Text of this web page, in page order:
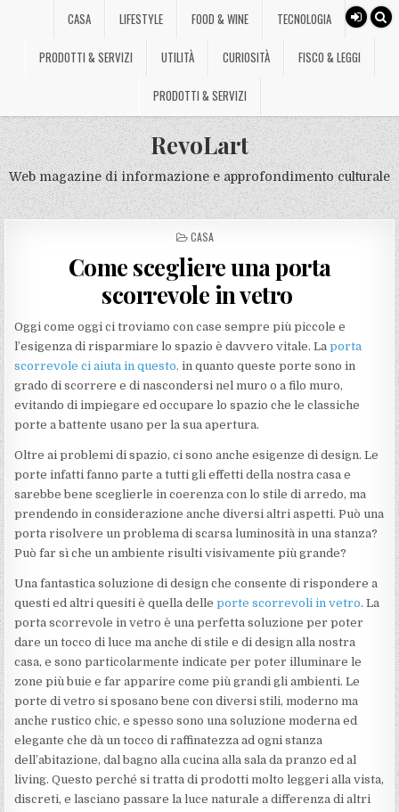
CASA LIFESTYLE FOOD & WINE TECNOLOGIA
PRODOTTI & SERVIZI UTILITÀ CURIOSITÀ FISCO & LEGGI
PRODOTTI & SERVIZI
RevoLart
Web magazine di informazione e approfondimento culturale
POSTED
CASA
Come scegliere una porta
scorrevole in vetro
Oggi come oggi ci troviamo con case sempre più piccole e
l’esigenza di risparmiare lo spazio è davvero vitale. Laporta
scorrevole ci aiuta in questo, in quanto queste porte sono in
grado di scorrere e di nascondersi nel muro o a filo muro,
evitando di impiegare ed occupare lo spazio che le classiche
porte a battente usano per la sua apertura.
Oltre ai problemi di spazio, ci sono anche esigenze di design. Le
porte infatti fanno parte a tutti gli effetti della nostra casa e
sarebbe bene sceglierle in coerenza con lo stile di arredo, ma
prendendo in considerazione anche diversi altri aspetti. Può una
porta risolvere un problema di scarsa luminosità in una stanza?
Può far sì che un ambiente risulti visivamente più grande?
Una fantastica soluzione di design che consente di rispondere a
questi ed altri quesiti è quella delleporte scorrevoli in vetro. La
porta scorrevole in vetro è una perfetta soluzione per poter
dare un tocco di luce ma anche di stile e di design alla nostra
casa, e sono particolarmente indicate per poter illuminare le
zone più buie e far apparire come più grandi gli ambienti. Le
porte di vetro si sposano bene con diversi stili, moderno ma
anche rustico chic, e spesso sono una soluzione moderna ed
elegante che dà un tocco di raffinatezza ad ogni stanza
dell’abitazione, dal bagno alla cucina alla sala da pranzo ed al
living. Questo perché si tratta di prodotti molto leggeri alla vista,
discreti, e lasciano passare la luce naturale a differenza di altri